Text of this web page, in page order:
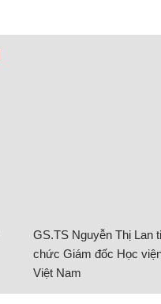
GS.TS Nguyễn Thị Lan
chức Giám đốc Học
Việt Nam